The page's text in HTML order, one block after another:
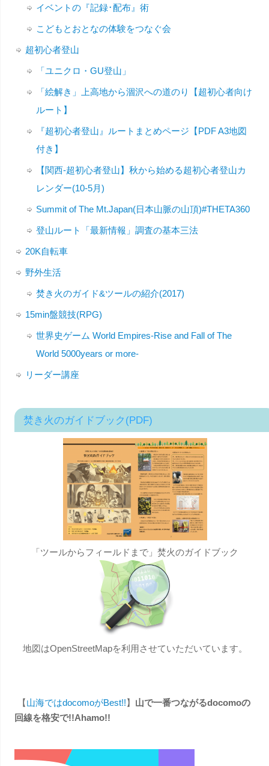
イベントの『記録･配布』術
こどもとおとなの体験をつなぐ会
超初心者登山
「ユニクロ・GU登山」
「絵解き」上高地から涸沢への道のり【超初心者向け
ルート】
『超初心者登山』ルートまとめページ【PDF A3地図
付き】
【関西-超初心者登山】秋から始める超初心者登山カ
レンダー(10-5月)
Summit of The Mt.Japan(日本山脈の山頂)#THETA360
登山ルート「最新情報」調査の基本三法
20K自転車
野外生活
焚き火のガイド&ツールの紹介(2017)
15min盤競技(RPG)
世界史ゲーム World Empires-Rise and Fall of The
World 5000years or more-
リーダー講座
焚き火のガイドブック(PDF)
「ツールからフィールドまで」焚火のガイドブック
地図はOpenStreetMapを利用させていただいています。
【山海ではdocomoがBest!!】 山で一番つながるdocomoの
回線を格安で!!Ahamo!!